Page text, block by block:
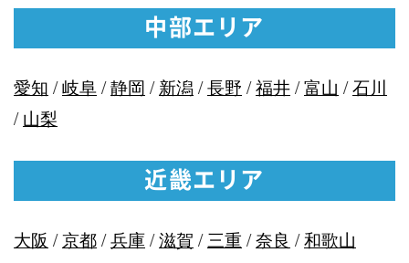
中部エリア
愛知 /岐阜/静岡 /新潟 /長野 /福井/富山 /石川
/山梨
近畿エリア
大阪 /京都/兵庫/滋賀 /三重 /奈良 /和歌山